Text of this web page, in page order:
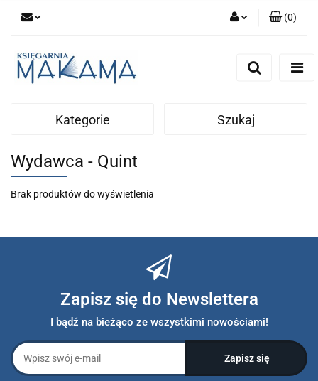
(0)
Kategorie Szukaj
Wydawca - Quint
Brak produktów do wyświetlenia
Zapisz się do Newslettera
I bądź na bieżąco ze wszystkimi nowościami!